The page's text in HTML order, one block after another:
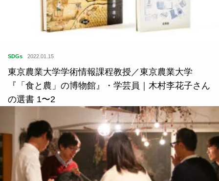
SDGs 2022.01.15
東京農業大学学術情報課程教授／東京農業大学
『「食と農」の博物館』・学芸員｜木村李花子さん
の選書 1〜2